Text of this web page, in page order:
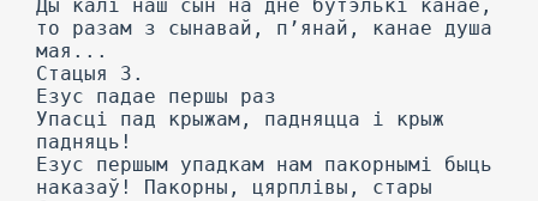
Ды калі наш сын на дне бутэлькі канае,
то разам з сынавай, п’янай, канае душа
мая...
Стацыя 3.
Езус падае першы раз
Упасці пад крыжам, падняцца і крыж
падняць!
Езус першым упадкам нам пакорнымі быць
наказаў! Пакорны, цярплівы, стары